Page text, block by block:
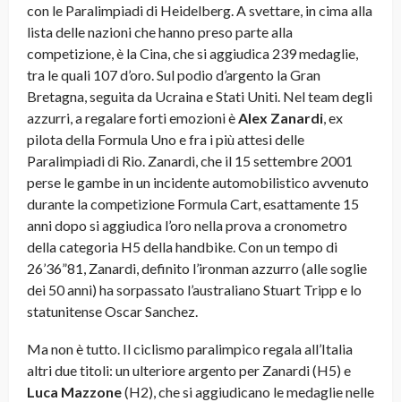
con le Paralimpiadi di Heidelberg. A svettare, in cima alla
lista delle nazioni che hanno preso parte alla
competizione, è la Cina, che si aggiudica 239 medaglie,
tra le quali 107 d’oro. Sul podio d’argento la Gran
Bretagna, seguita da Ucraina e Stati Uniti. Nel team degli
azzurri, a regalare forti emozioni è Alex Zanardi , ex
pilota della Formula Uno e fra i più attesi delle
Paralimpiadi di Rio. Zanardi, che il 15 settembre 2001
perse le gambe in un incidente automobilistico avvenuto
durante la competizione Formula Cart, esattamente 15
anni dopo si aggiudica l’oro nella prova a cronometro
della categoria H5 della handbike. Con un tempo di
26’36”81, Zanardi, definito l’ironman azzurro (alle soglie
dei 50 anni) ha sorpassato l’australiano Stuart Tripp e lo
statunitense Oscar Sanchez.
Ma non è tutto. Il ciclismo paralimpico regala all’Italia
altri due titoli: un ulteriore argento per Zanardi (H5) e
Luca Mazzone(H2), che si aggiudicano le medaglie nelle